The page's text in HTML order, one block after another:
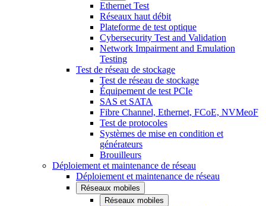
Ethernet Test
Réseaux haut débit
Plateforme de test optique
Cybersecurity Test and Validation
Network Impairment and Emulation
Testing
Test de réseau de stockage
Test de réseau de stockage
Équipement de test PCIe
SAS et SATA
Fibre Channel, Ethernet, FCoE, NVMeoF
Test de protocoles
Systèmes de mise en condition et
générateurs
Brouilleurs
Déploiement et maintenance de réseau
Déploiement et maintenance de réseau
Réseaux mobiles
Réseaux mobiles